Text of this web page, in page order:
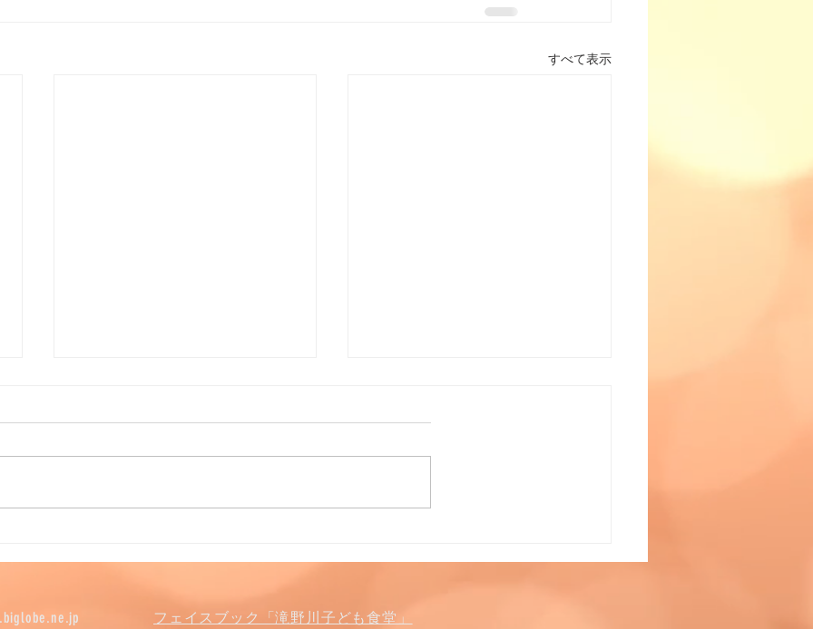
すべて表示
フェイスブック「滝野川子ども食堂」